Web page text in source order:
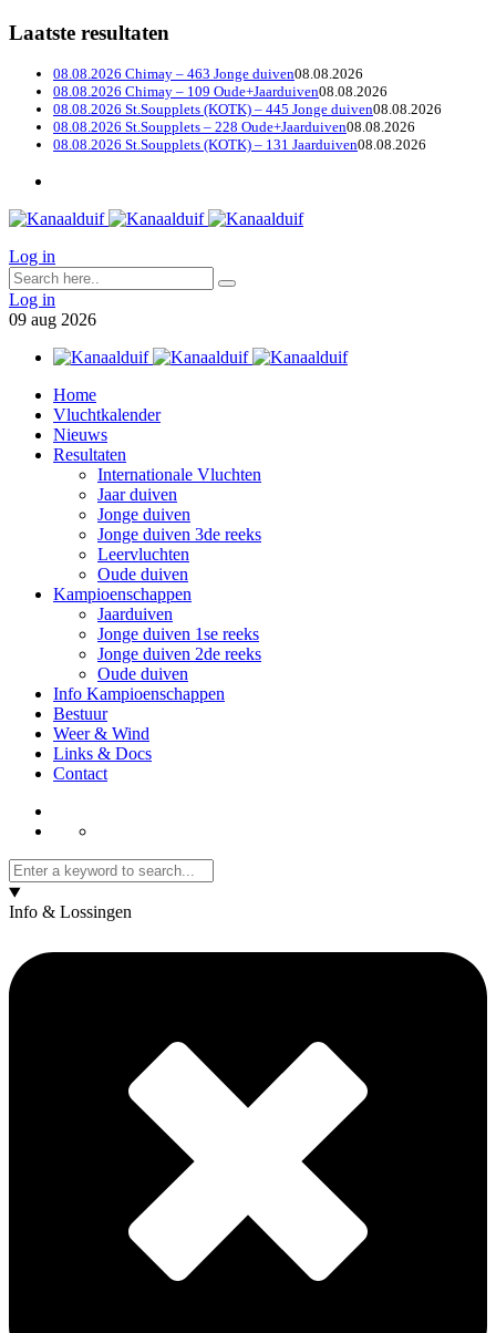
Laatste resultaten
08.08.2026 Chimay – 463 Jonge duiven08.08.2026
08.08.2026 Chimay – 109 Oude+Jaarduiven08.08.2026
08.08.2026 St.Soupplets (KOTK) – 445 Jonge duiven08.08.2026
08.08.2026 St.Soupplets – 228 Oude+Jaarduiven08.08.2026
08.08.2026 St.Soupplets (KOTK) – 131 Jaarduiven08.08.2026
Log in
Log in
09 aug 2026
Home
Vluchtkalender
Nieuws
Resultaten
Internationale Vluchten
Jaar duiven
Jonge duiven
Jonge duiven 3de reeks
Leervluchten
Oude duiven
Kampioenschappen
Jaarduiven
Jonge duiven 1se reeks
Jonge duiven 2de reeks
Oude duiven
Info Kampioenschappen
Bestuur
Weer & Wind
Links & Docs
Contact
Info & Lossingen